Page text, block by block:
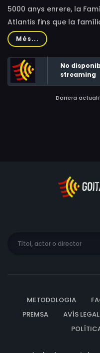
5000 anys enrere, la
Atlantis fins que la
de la línia de la Família
aventurera al mar,
Més...
No
streaming
Darrera
METODOLOGIA
PREMSA
AVÍS LEGAL